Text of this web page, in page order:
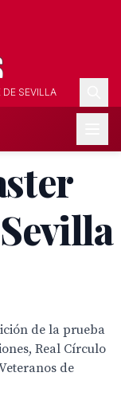
DE SEVILLA
de la prueba
Real Círculo
de